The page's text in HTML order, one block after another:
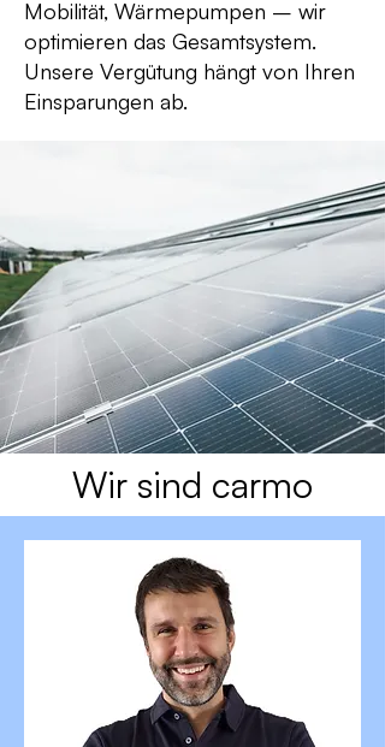
Mobilität, Wärmepumpen – wir
optimieren das Gesamtsystem.
Unsere Vergütung hängt von Ihren
Einsparungen ab.
Wir sind carmo